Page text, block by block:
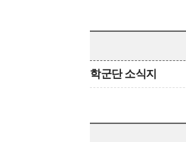
학군단 소식지